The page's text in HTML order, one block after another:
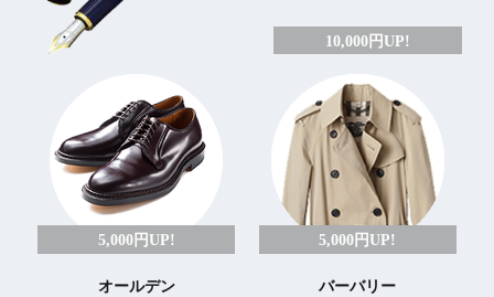
10,000円UP!
5,000円UP!
オールデン
5,000円UP!
バーバリー